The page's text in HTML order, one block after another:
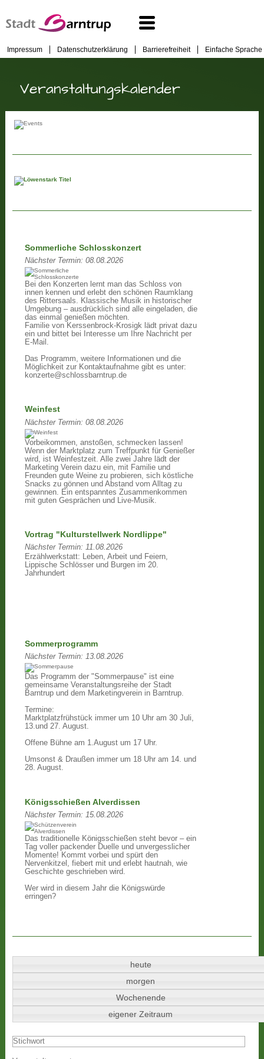
Impressum Datenschutzerklärung Barrierefreiheit Einfache Sprache
Veranstaltungskalender
Sommerliche Schlosskonzert
Nächster Termin: 08.08.2026
Bei den Konzerten lernt man das Schloss von
innen kennen und erlebt den schönen Raumklang
des Rittersaals. Klassische Musik in historischer
Umgebung – ausdrücklich sind alle eingeladen, die
das einmal genießen möchten.
Familie von Kerssenbrock-Krosigk lädt privat dazu
ein und bittet bei Interesse um Ihre Nachricht per
E-Mail.
Das Programm, weitere Informationen und die
Möglichkeit zur Kontaktaufnahme gibt es unter:
konzerte@schlossbarntrup.de
Weinfest
Nächster Termin: 08.08.2026
Vorbeikommen, anstoßen, schmecken lassen!
Wenn der Marktplatz zum Treffpunkt für Genießer
wird, ist Weinfestzeit. Alle zwei Jahre lädt der
Marketing Verein dazu ein, mit Familie und
Freunden gute Weine zu probieren, sich köstliche
Snacks zu gönnen und Abstand vom Alltag zu
gewinnen. Ein entspanntes Zusammenkommen
mit guten Gesprächen und Live-Musik.
Vortrag "Kulturstellwerk Nordlippe"
Nächster Termin: 11.08.2026
Erzählwerkstatt: Leben, Arbeit und Feiern,
Lippische Schlösser und Burgen im 20.
Jahrhundert
Sommerprogramm
Nächster Termin: 13.08.2026
Das Programm der "Sommerpause" ist eine
gemeinsame Veranstaltungsreihe der Stadt
Barntrup und dem Marketingverein in Barntrup.
Termine:
Marktplatzfrühstück immer um 10 Uhr am 30 Juli,
13.und 27. August.
Offene Bühne am 1.August um 17 Uhr.
Umsonst & Draußen immer um 18 Uhr am 14. und
28. August.
Königsschießen Alverdissen
Nächster Termin: 15.08.2026
Das traditionelle Königsschießen steht bevor – ein
Tag voller packender Duelle und unvergesslicher
Momente! Kommt vorbei und spürt den
Nervenkitzel, fiebert mit und erlebt hautnah, wie
Geschichte geschrieben wird.
Wer wird in diesem Jahr die Königswürde
erringen?
heute
morgen
Wochenende
eigener Zeitraum